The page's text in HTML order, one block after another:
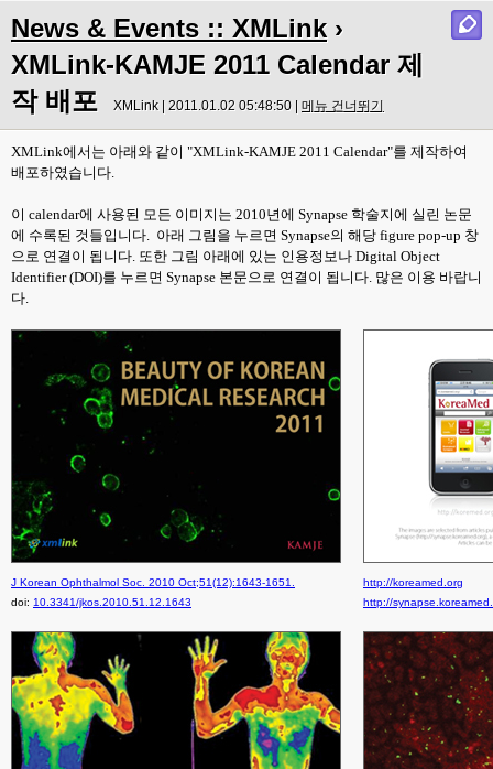
News & Events :: XMLink ›
XMLink-KAMJE 2011 Calendar 제
작 배포
XMLink | 2011.01.02 05:48:50 | 메뉴 건너뛰기
XMLink에서는 아래와 같이 "XMLink-KAMJE 2011 Calendar"를 제작하여
배포하였습니다.
이 calendar에 사용된 모든 이미지는 2010년에 Synapse 학술지에 실린 논문
에 수록된 것들입니다. 아래 그림을 누르면 Synapse의 해당 figure pop-up 창
으로 연결이 됩니다. 또한 그림 아래에 있는 인용정보나 Digital Object
Identifier (DOI)를 누르면 Synapse 본문으로 연결이 됩니다. 많은 이용 바랍니
다.
J Korean Ophthalmol Soc. 2010 Oct;51(12):1643-1651.
doi: 10.3341/jkos.2010.51.12.1643
http://koreamed.org
http://